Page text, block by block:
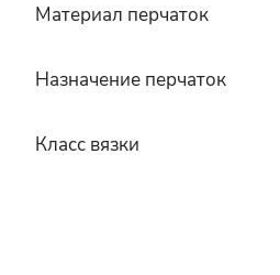
Материал перчаток
Назначение перчаток
Класс вязки